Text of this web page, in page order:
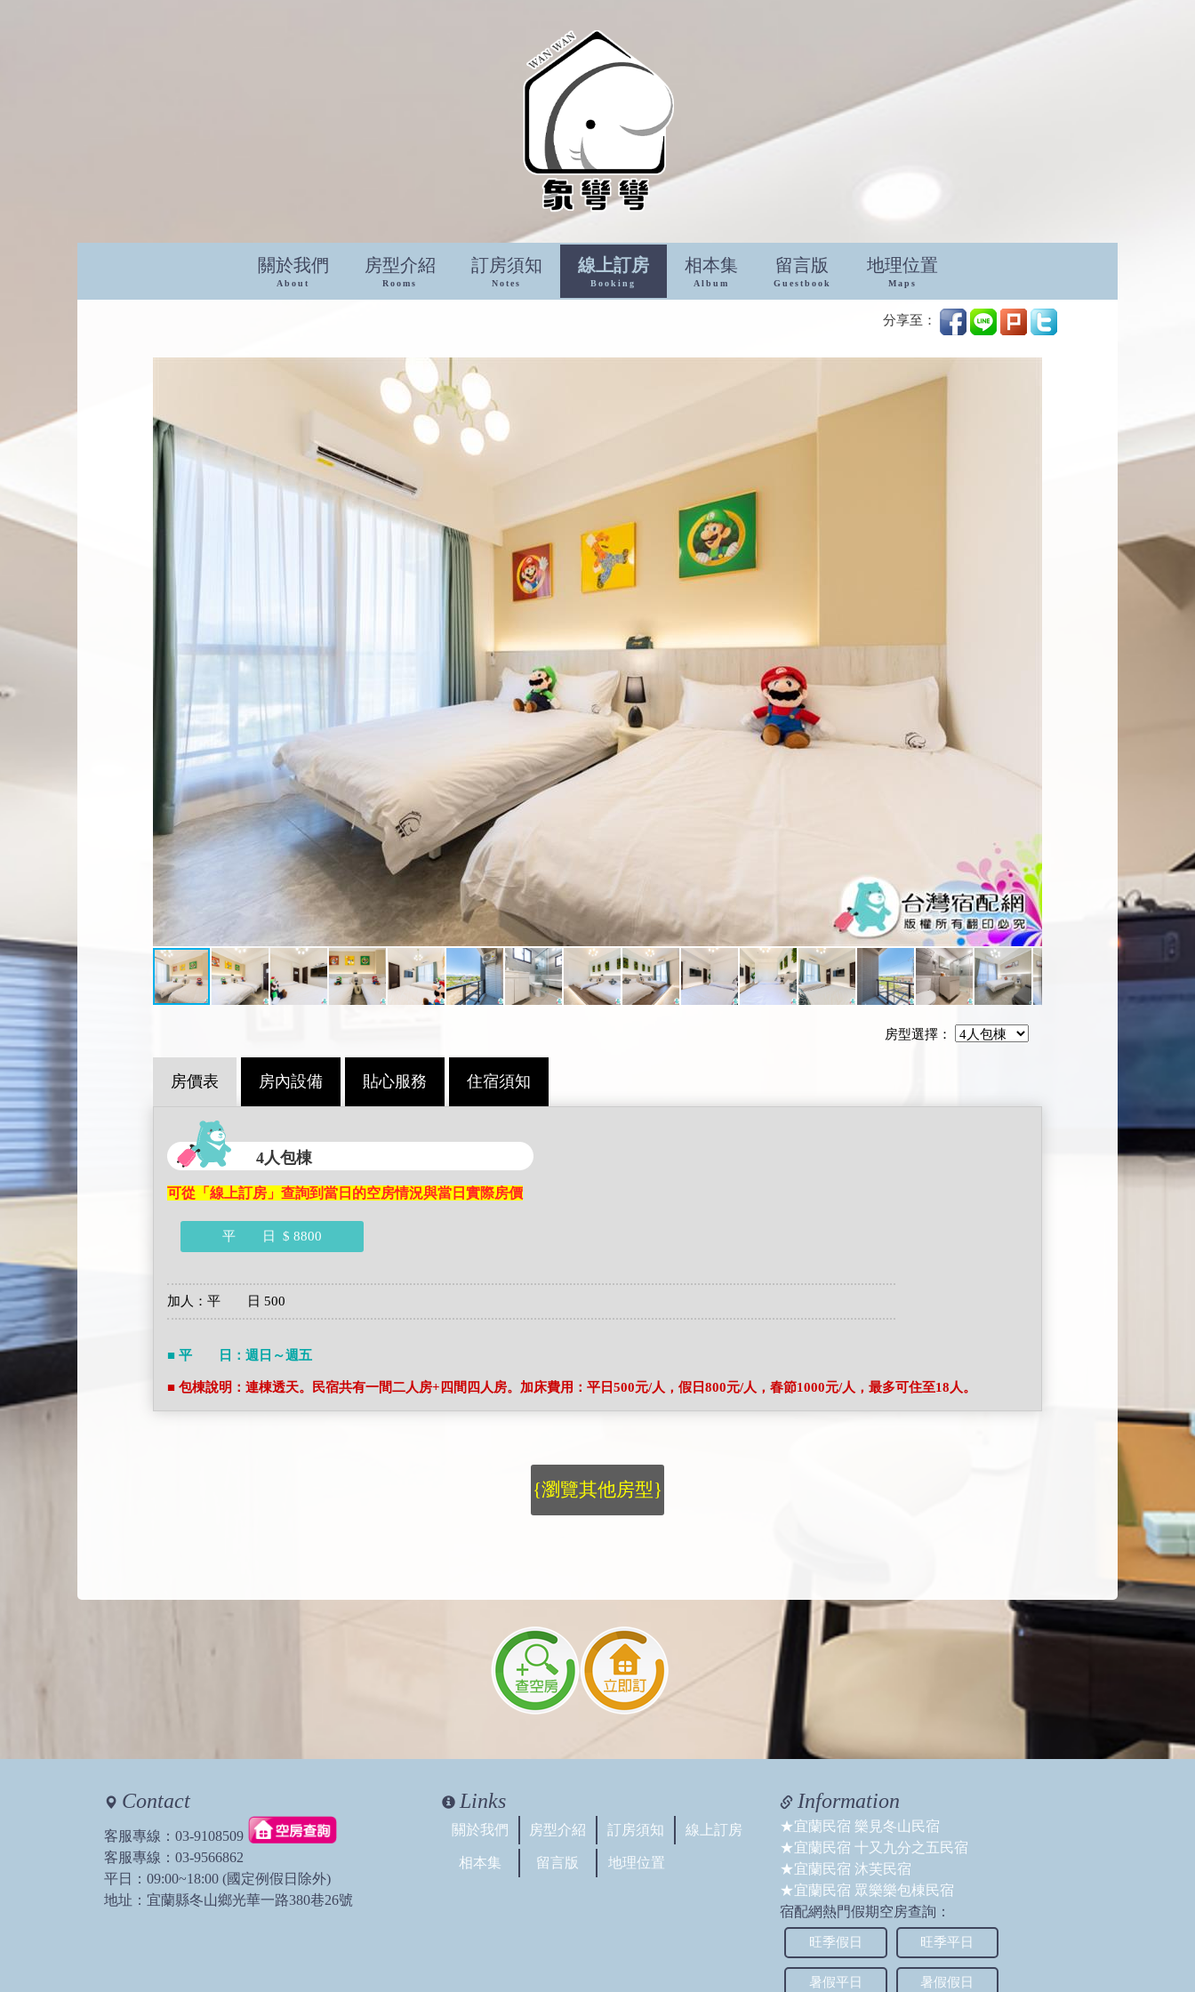
關於我們
About
房型介紹
Rooms
訂房須知
Notes
線上訂房
Booking
相本集
Album
留言版
Guestbook
地理位置
Maps
分享至：
房型選擇：
房價表 房內設備 貼心服務 住宿須知
4人包棟
可從「線上訂房」查詢到當日的空房情況與當日實際房價
平 日 $ 8800
加人：平 日 500
■ 平 日：週日～週五
■ 包棟說明：連棟透天。民宿共有一間二人房+四間四人房。加床費用：平日500元/人，假日800元/人，春節1000元/人，最多可住至18人。
{瀏覽其他房型}
Contact
客服專線： 03-9108509
客服專線： 03-9566862
平日：09:00~18:00 (國定例假日除外)
地址：宜蘭縣冬山鄉光華一路380巷26號
Links
關於我們 房型介紹 訂房須知 線上訂房
相本集 留言版 地理位置
Information
★宜蘭民宿 樂見冬山民宿
★宜蘭民宿 十又九分之五民宿
★宜蘭民宿 沐芙民宿
★宜蘭民宿 眾樂樂包棟民宿
宿配網熱門假期空房查詢：
旺季假日 旺季平日
暑假平日 暑假假日